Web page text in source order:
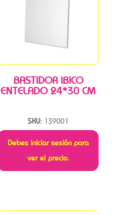
BASTIDOR IBICO
ENTELADO 24*30 CM
SKU: 139001
Debes iniciar sesión para
ver el precio.